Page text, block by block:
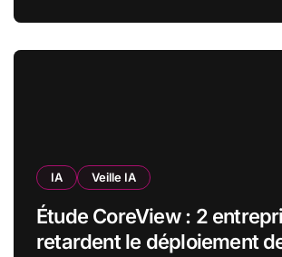
IA Veille IA
Étude CoreView : 2
retardent le déploiement